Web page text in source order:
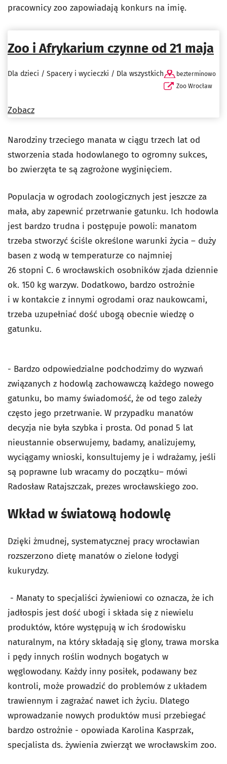
pracownicy zoo zapowiadają konkurs na imię.
Zoo i Afrykarium czynne od 21 maja
Dla dzieci / Spacery i wycieczki / Dla wszystkich
bezterminowo
Zoo Wrocław
Zobacz
Narodziny trzeciego manata w ciągu trzech lat od
stworzenia stada hodowlanego to ogromny sukces,
bo zwierzęta te są zagrożone wyginięciem.
Populacja w ogrodach zoologicznych jest jeszcze za
mała, aby zapewnić przetrwanie gatunku. Ich hodowla
jest bardzo trudna i postępuje powoli: manatom
trzeba stworzyć ściśle określone warunki życia – duży
basen z wodą w temperaturze co najmniej
26 stopni C. 6 wrocławskich osobników zjada dziennie
ok. 150 kg warzyw. Dodatkowo, bardzo ostrożnie
i w kontakcie z innymi ogrodami oraz naukowcami,
trzeba uzupełniać dość ubogą obecnie wiedzę o
gatunku.
- Bardzo odpowiedzialne podchodzimy do wyzwań
związanych z hodowlą zachowawczą każdego nowego
gatunku, bo mamy świadomość, że od tego zależy
często jego przetrwanie. W przypadku manatów
decyzja nie była szybka i prosta. Od ponad 5 lat
nieustannie obserwujemy, badamy, analizujemy,
wyciągamy wnioski, konsultujemy je i wdrażamy, jeśli
są poprawne lub wracamy do początku– mówi
Radosław Ratajszczak, prezes wrocławskiego zoo.
Wkład w światową hodowlę
Dzięki żmudnej, systematycznej pracy wrocławian
rozszerzono dietę manatów o zielone łodygi
kukurydzy.
- Manaty to specjaliści żywieniowi co oznacza, że ich
jadłospis jest dość ubogi i składa się z niewielu
produktów, które występują w ich środowisku
naturalnym, na który składają się glony, trawa morska
i pędy innych roślin wodnych bogatych w
węglowodany. Każdy inny posiłek, podawany bez
kontroli, może prowadzić do problemów z układem
trawiennym i zagrażać nawet ich życiu. Dlatego
wprowadzanie nowych produktów musi przebiegać
bardzo ostrożnie - opowiada Karolina Kasprzak,
specjalista ds. żywienia zwierząt we wrocławskim zoo.